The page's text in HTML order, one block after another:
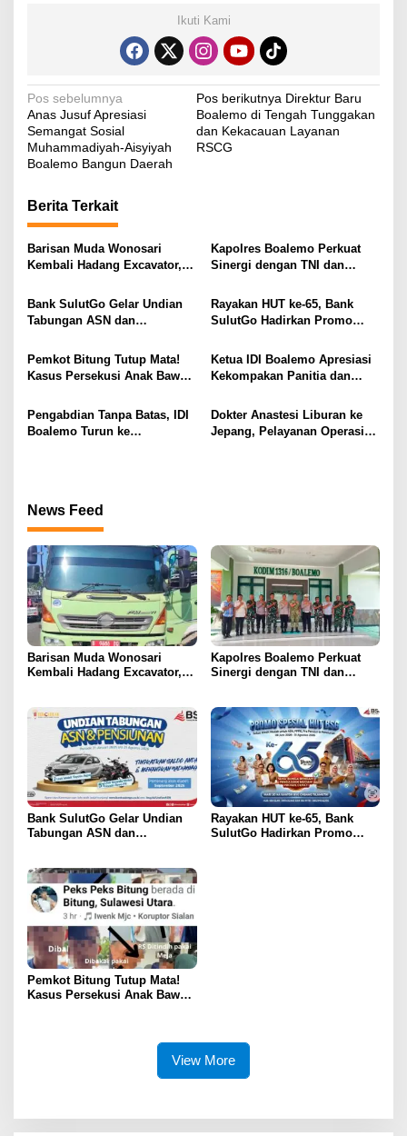
Ikuti Kami
N
a
v
g
a
s
p
o
s
Pos sebelumnya
Anas Jusuf Apresiasi
Semangat Sosial
Muhammadiyah-Aisyiyah
Boalemo Bangun Daerah
Pos berikutnya Direktur Baru
Boalemo di Tengah Tunggakan
dan Kekacauan Layanan
RSCG
Berita Terkait
Barisan Muda Wonosari
Kembali Hadang Excavator,
Dipulangkan
Kapolres Boalemo Perkuat
Sinergi dengan TNI dan
Silaturahmi
Bank SulutGo Gelar Undian
Tabungan ASN dan
dan 51 Sepeda Motor
Rayakan HUT ke-65, Bank
SulutGo Hadirkan Promo
ASN, PPPK, dan Pensiunan
Pemkot Bitung Tutup Mata!
Kasus Persekusi Anak Bawah
Katung Tanpa Atensi
Ketua IDI Boalemo Apresiasi
Kekompakan Panitia dan
pada HBDI ke-118
Pengabdian Tanpa Batas, IDI
Boalemo Turun ke
Dokter Anastesi Liburan ke
Jepang, Pelayanan Operasi
News Feed
Barisan Muda Wonosari
Kembali Hadang Excavator,
Kapolres Boalemo Perkuat
Sinergi dengan TNI dan
Bank SulutGo Gelar Undian
Tabungan ASN dan
Rayakan HUT ke-65, Bank
SulutGo Hadirkan Promo
Pemkot Bitung Tutup Mata!
Kasus Persekusi Anak Bawah
View More